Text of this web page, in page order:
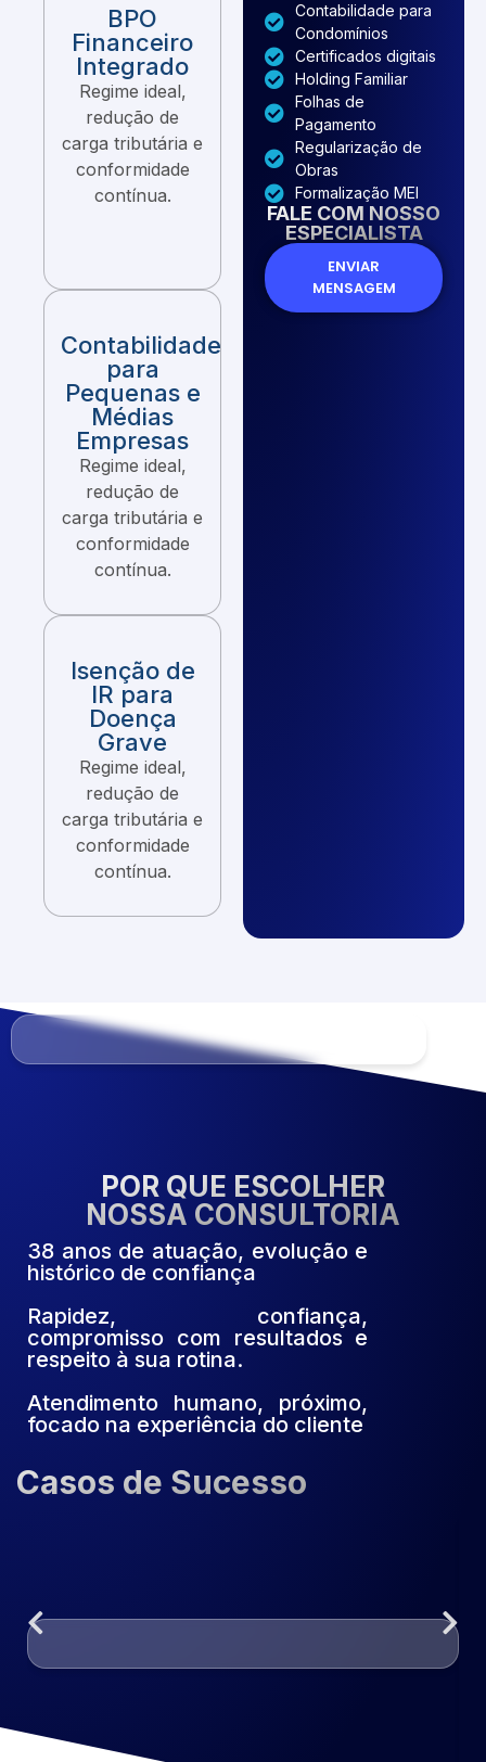
BPO
Financeiro
Integrado
Regime ideal,
redução de
carga tributária e
conformidade
contínua.
Contabilidade
para
Pequenas e
Médias
Empresas
Regime ideal,
redução de
carga tributária e
conformidade
contínua.
Isenção de
IR para
Doença
Grave
Regime ideal,
redução de
carga tributária e
conformidade
contínua.
Contabilidade para
Condomínios
Certificados digitais
Holding Familiar
Folhas de
Pagamento
Regularização de
Obras
Formalização MEI
FALE COM NOSSO
ESPECIALISTA
ENVIAR
MENSAGEM
POR QUE ESCOLHER
NOSSA CONSULTORIA
38 anos de atuação, evolução e
histórico de confiança
Rapidez, confiança,
compromisso com resultados e
respeito à sua rotina.
Atendimento humano, próximo,
focado na experiência do cliente
Casos de Sucesso